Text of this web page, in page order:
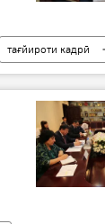
тағйироти кадрӣ